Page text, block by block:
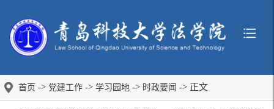
首页 -> 党建工作 -> 学习园地 -> 时政要闻 -> 正文